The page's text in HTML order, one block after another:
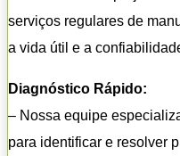
serviços regulares de
a vida útil e a
Diagnóstico Rápido:
– Nossa equipe
para identificar e resolver